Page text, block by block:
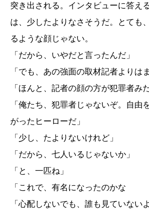
突き出される。インタビューに答え
は、少したよりなさそうだ。とても
るような顔じゃない。
「だから、いやだと言ったんだ」
「でも、あの強面の取材記者よりは
「ほんと、記者の顔の方が犯罪者み
「俺たち、犯罪者じゃないぞ。自由
がったヒーローだ」
「少し、たよりないけれど」
「だから、七人いるじゃないか」
「と、一匹ね」
「これで、有名になったのかな
「心配しないでも、誰も見ていないよ